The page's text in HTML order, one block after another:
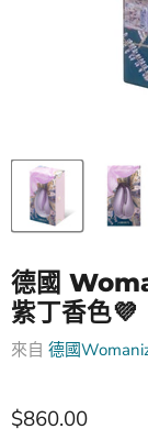
德國
紫丁香色💜
來自 德國
現價
$860.00